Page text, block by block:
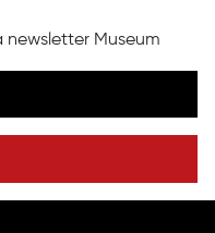
newsletter Museum